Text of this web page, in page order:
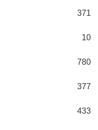
371
10
780
377
433